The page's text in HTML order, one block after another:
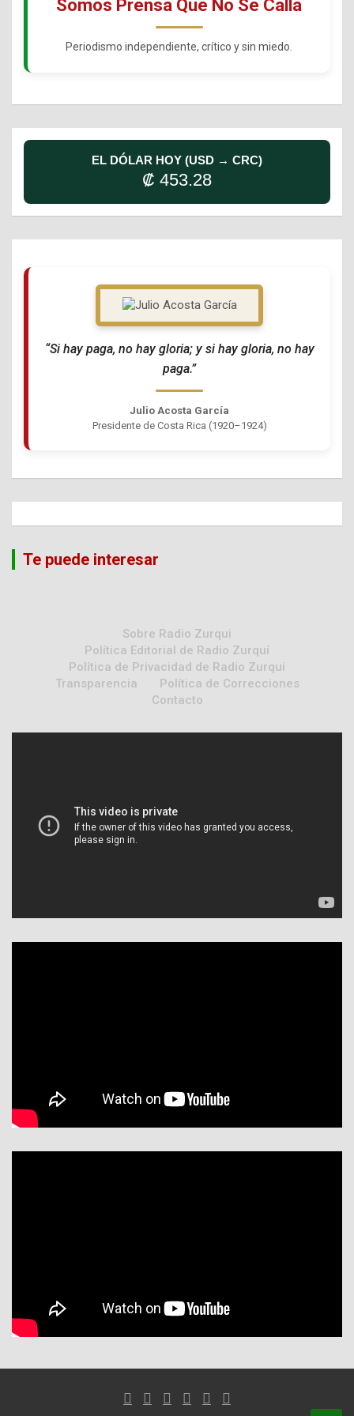
Somos Prensa Que No Se Calla
Periodismo independiente, crítico y sin miedo.
EL DÓLAR HOY (USD → CRC)
₡ 453.28
“Si hay paga, no hay gloria; y si hay gloria, no hay
paga.”
Julio Acosta García
Presidente de Costa Rica (1920–1924)
Te puede interesar
Sobre Radio Zurqui
Política Editorial de Radio Zurquí
Política de Privacidad de Radio Zurqui
Transparencia
Política de Correcciones
Contacto